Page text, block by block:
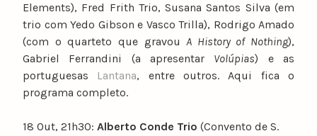
Elements), Fred Frith Trio, Susana Santos Silva (em
trio com Yedo Gibson e Vasco Trilla), Rodrigo Amado
(com o quarteto que gravouA History of Nothing),
Gabriel Ferrandini (a apresentar Volúpias) e as
portuguesas Lantana, entre outros. Aqui fica o
programa completo.
18 Out, 21h30: Alberto Conde Trio (Convento de S.